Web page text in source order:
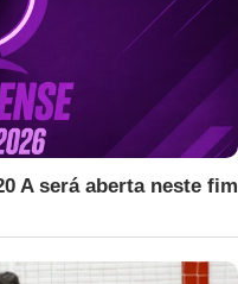
A será aberta neste fim